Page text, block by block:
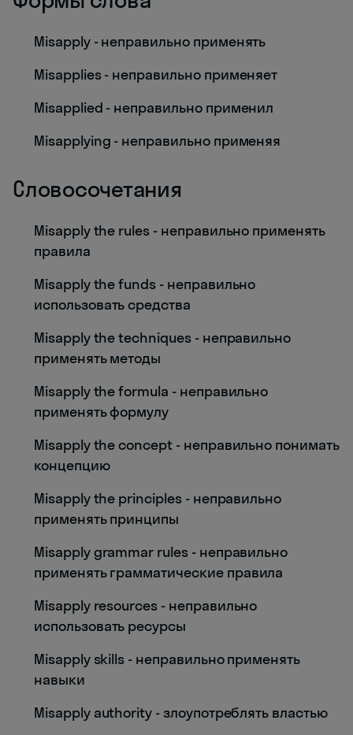
Misapply - неправильно применять
Misapplies - неправильно применяет
Misapplied - неправильно применил
Misapplying - неправильно применяя
Словосочетания
Misapply the rules - неправильно применять
правила
Misapply the funds - неправильно
использовать средства
Misapply the techniques - неправильно
применять методы
Misapply the formula - неправильно
применять формулу
Misapply the concept - неправильно понимать
концепцию
Misapply the principles - неправильно
применять принципы
Misapply grammar rules - неправильно
применять грамматические правила
Misapply resources - неправильно
использовать ресурсы
Misapply skills - неправильно применять
навыки
Misapply authority - злоупотреблять властью